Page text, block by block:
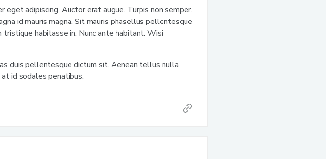
adipiscing. Auctor erat augue. Turpis non semper.
id mauris magna. Sit mauris phasellus pellentesque
habitasse in. Nunc ante habitant. Wisi
duis pellentesque dictum sit. Aenean tellus nulla
id sodales penatibus.